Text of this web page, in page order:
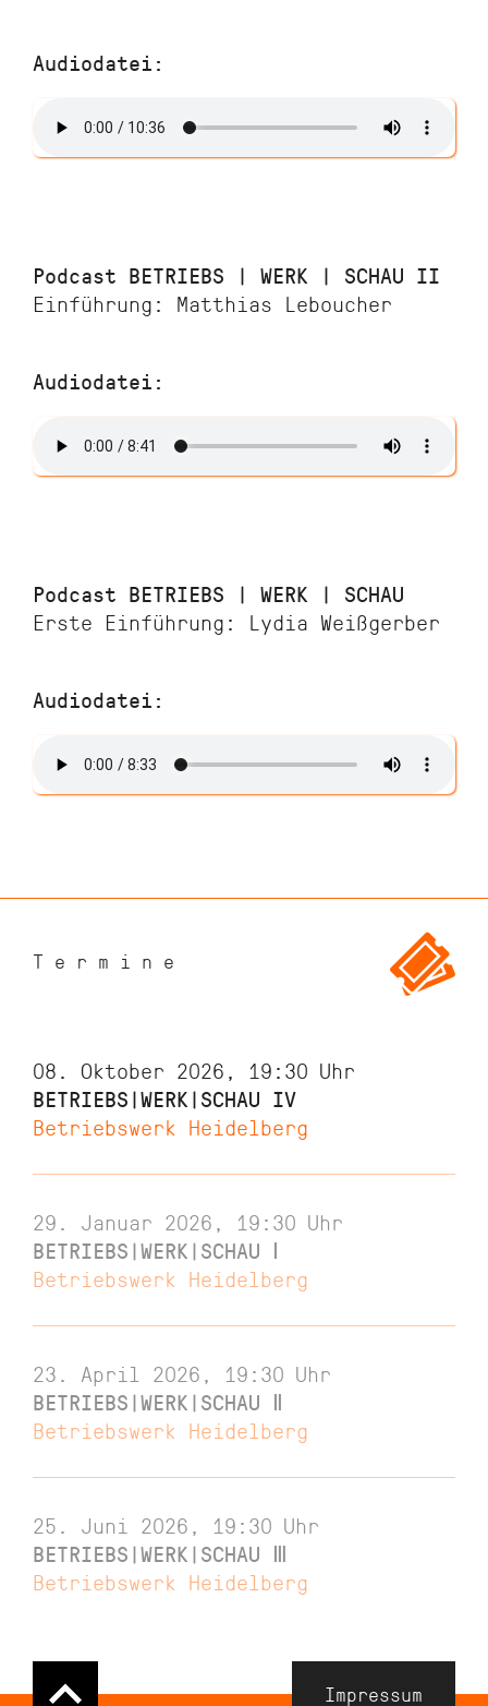
Audiodatei:
Podcast BETRIEBS | WERK | SCHAU II
Einführung: Matthias Leboucher
Audiodatei:
Podcast BETRIEBS | WERK | SCHAU
Erste Einführung: Lydia Weißgerber
Audiodatei:
Termine
08. Oktober 2026, 19:30 Uhr
BETRIEBS|WERK|SCHAU IV
Betriebswerk Heidelberg
29. Januar 2026, 19:30 Uhr
BETRIEBS|WERK|SCHAU Ⅰ
Betriebswerk Heidelberg
23. April 2026, 19:30 Uhr
BETRIEBS|WERK|SCHAU Ⅱ
Betriebswerk Heidelberg
25. Juni 2026, 19:30 Uhr
BETRIEBS|WERK|SCHAU Ⅲ
Betriebswerk Heidelberg
Navigation
Impressum